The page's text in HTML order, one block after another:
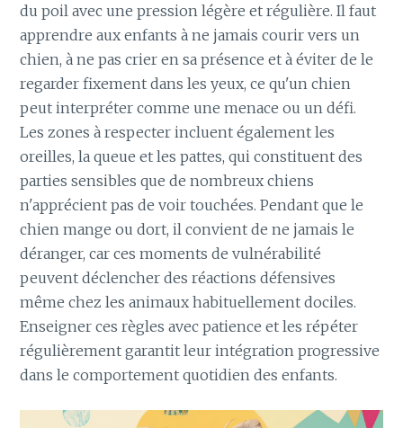
du poil avec une pression légère et régulière. Il faut
apprendre aux enfants à ne jamais courir vers un
chien, à ne pas crier en sa présence et à éviter de le
regarder fixement dans les yeux, ce qu'un chien
peut interpréter comme une menace ou un défi.
Les zones à respecter incluent également les
oreilles, la queue et les pattes, qui constituent des
parties sensibles que de nombreux chiens
n'apprécient pas de voir touchées. Pendant que le
chien mange ou dort, il convient de ne jamais le
déranger, car ces moments de vulnérabilité
peuvent déclencher des réactions défensives
même chez les animaux habituellement dociles.
Enseigner ces règles avec patience et les répéter
régulièrement garantit leur intégration progressive
dans le comportement quotidien des enfants.